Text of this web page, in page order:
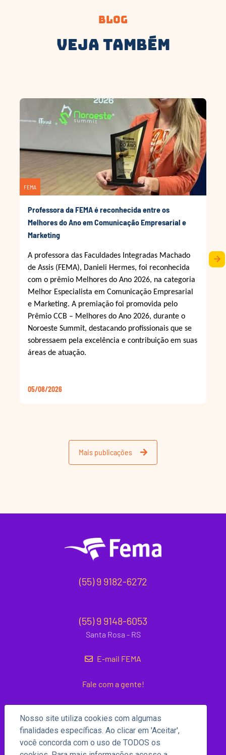
Nosso site utiliza cookies com algumas
finalidades específicas. Ao clicar em 'Aceitar',
você concorda com o uso de TODOS os
Blog
Veja Também
FEMA
Professora da FEMA é reconhecida entre os
Melhores do Ano em Comunicação Empresarial e
Marketing
A professora das Faculdades Integradas Machado
de Assis (FEMA), Danieli Hermes, foi reconhecida
com o prêmio Melhores do Ano 2026, na categoria
Melhor Especialista em Comunicação Empresarial
e Marketing. A premiação foi promovida pelo
Prêmio CCB – Melhores do Ano 2026, durante o
Noroeste Summit, destacando profissionais que se
sobressaem pela excelência e contribuição em suas
áreas de atuação.
05/08/2026
arrow_forward
Mais publicações
(55) 9 9182-6272
(55) 9 9148-6053
Santa Rosa - RS
E-mail FEMA
Fale com a gente!